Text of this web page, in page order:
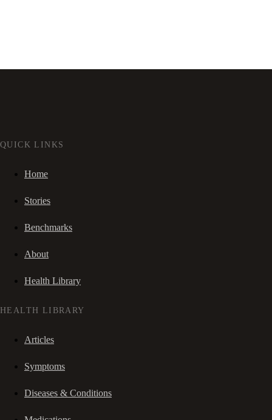
QUICK LINKS
Home
Stories
Benchmarks
About
Health Library
HEALTH LIBRARY
Articles
Symptoms
Diseases & Conditions